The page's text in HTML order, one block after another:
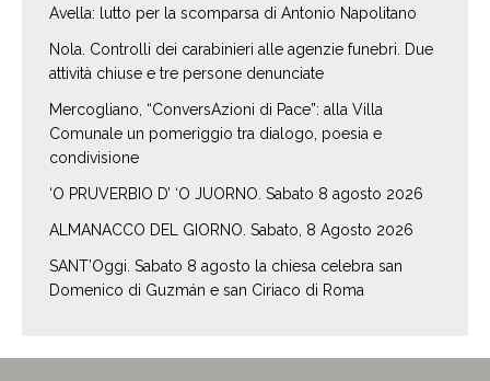
Avella: lutto per la scomparsa di Antonio Napolitano
Nola. Controlli dei carabinieri alle agenzie funebri. Due
attività chiuse e tre persone denunciate
Mercogliano, “ConversAzioni di Pace”: alla Villa
Comunale un pomeriggio tra dialogo, poesia e
condivisione
‘O PRUVERBIO D’ ‘O JUORNO. Sabato 8 agosto 2026
ALMANACCO DEL GIORNO. Sabato, 8 Agosto 2026
SANT’Oggi. Sabato 8 agosto la chiesa celebra san
Domenico di Guzmán e san Ciriaco di Roma